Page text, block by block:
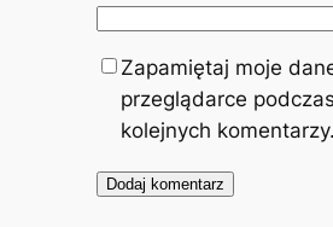
Zapamiętaj moje
przeglądarce
kolejnych komentarzy.